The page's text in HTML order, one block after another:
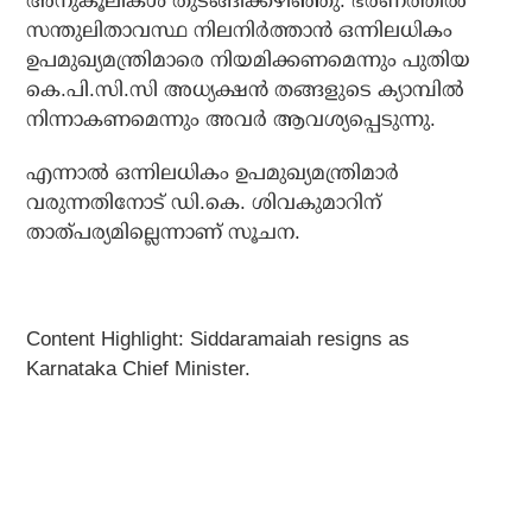
സന്തുലിതാവസ്ഥ നിലനിര്‍ത്താന്‍ ഒന്നിലധികം
ഉപമുഖ്യമന്ത്രിമാരെ നിയമിക്കണമെന്നും പുതിയ
കെ.പി.സി.സി അധ്യക്ഷന്‍ തങ്ങളുടെ ക്യാമ്പില്‍
നിന്നാകണമെന്നും അവര്‍ ആവശ്യപ്പെടുന്നു.
എന്നാല്‍ ഒന്നിലധികം ഉപമുഖ്യമന്ത്രിമാര്‍
വരുന്നതിനോട് ഡി.കെ. ശിവകുമാറിന്
താത്പര്യമില്ലെന്നാണ് സൂചന.
Content Highlight: Siddaramaiah resigns as
Karnataka Chief Minister.